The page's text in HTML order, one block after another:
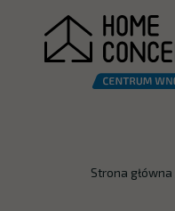
Strona główna